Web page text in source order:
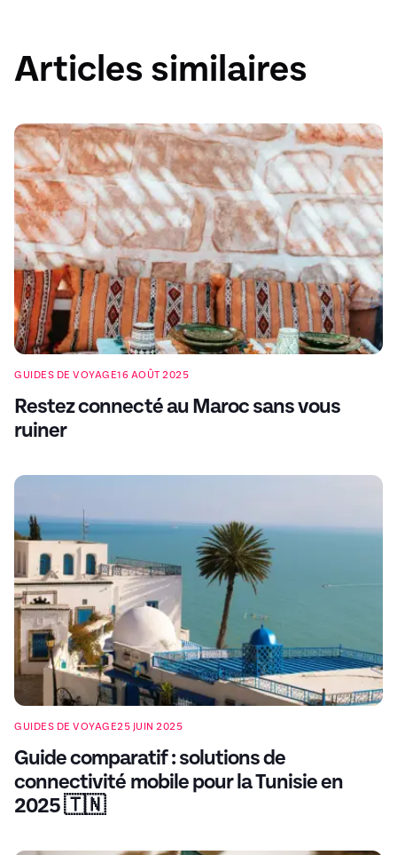
Articles similaires
GUIDES DE VOYAGE16 AOÛT 2025
Restez connecté au Maroc sans vous
ruiner
GUIDES DE VOYAGE25 JUIN 2025
Guide comparatif : solutions de
connectivité mobile pour la Tunisie en
2025 🇹🇳